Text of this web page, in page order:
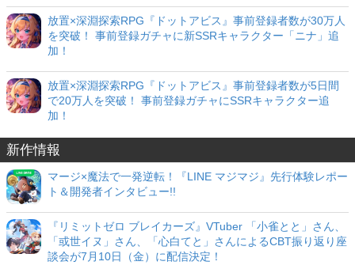
放置×深淵探索RPG『ドットアビス』事前登録者数が30万人
を突破！ 事前登録ガチャに新SSRキャラクター「ニナ」追
加！
放置×深淵探索RPG『ドットアビス』事前登録者数が5日間
で20万人を突破！ 事前登録ガチャにSSRキャラクター追
加！
新作情報
マージ×魔法で一発逆転！『LINE マジマジ』先行体験レポー
ト＆開発者インタビュー!!
『リミットゼロ ブレイカーズ』VTuber 「小雀とと」さん、
「或世イヌ」さん、「心白てと」さんによるCBT振り返り座
談会が7月10日（金）に配信決定！